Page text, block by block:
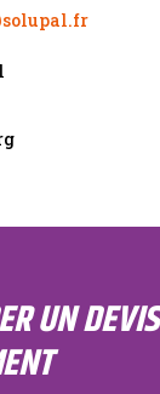
UN DEVIS